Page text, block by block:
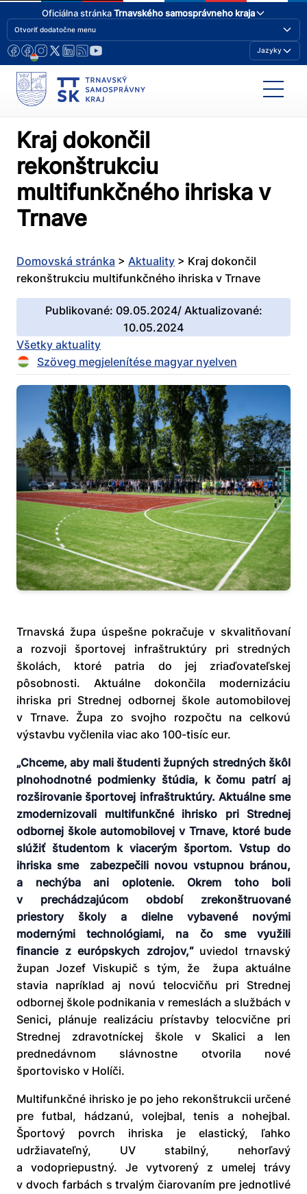
Oficiálna stránkaTrnavského samosprávneho kraja
Otvoriť dodatočne menu
Jazyky
Kraj dokončil
rekonštrukciu
multifunkčného ihriska v
Trnave
Domovská stránka > Aktuality > Kraj dokončil
rekonštrukciu multifunkčného ihriska v Trnave
Publikované: 09.05.2024/ Aktualizované:
10.05.2024
Všetky aktuality
Szöveg megjelenítése magyar nyelven
Trnavská župa úspešne pokračuje v skvalitňovaní
a rozvoji športovej infraštruktúry pri stredných
školách, ktoré patria do jej zriaďovateľskej
pôsobnosti. Aktuálne dokončila modernizáciu
ihriska pri Strednej odbornej škole automobilovej
v Trnave. Župa zo svojho rozpočtu na celkovú
výstavbu vyčlenila viac ako 100-tisíc eur.
„Chceme, aby mali študenti župných stredných škôl
plnohodnotné podmienky štúdia, k čomu patrí aj
rozširovanie športovej infraštruktúry. Aktuálne sme
zmodernizovali multifunkčné ihrisko pri Strednej
odbornej škole automobilovej v Trnave, ktoré bude
slúžiť študentom k viacerým športom. Vstup do
ihriska sme zabezpečili novou vstupnou bránou,
a nechýba ani oplotenie. Okrem toho boli
v prechádzajúcom období zrekonštruované
priestory školy a dielne vybavené novými
modernými technológiami, na čo sme využili
financie z európskych zdrojov,“ uviedol trnavský
župan Jozef Viskupič s tým, že župa aktuálne
stavia napríklad aj novú telocvičňu pri Strednej
odbornej škole podnikania v remeslách a službách v
Senici, plánuje realizáciu prístavby telocvične pri
Strednej zdravotníckej škole v Skalici a len
prednedávnom slávnostne otvorila nové
športovisko v Holíči.
Multifunkčné ihrisko je po jeho rekonštrukcii určené
pre futbal, hádzanú, volejbal, tenis a nohejbal.
Športový povrch ihriska je elastický, ľahko
udržiavateľný, UV stabilný, nehorľavý
a vodopriepustný. Je vytvorený z umelej trávy
v dvoch farbách s trvalým čiarovaním pre jednotlivé